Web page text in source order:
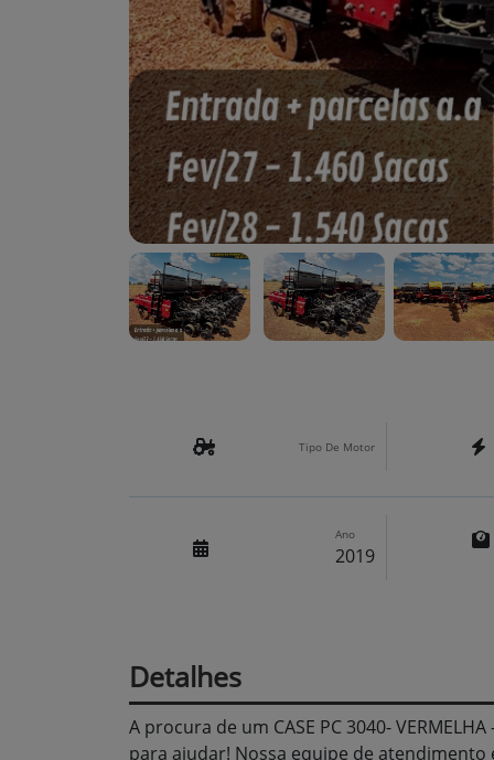
Tipo De Motor
Ano
2019
Detalhes
A procura de um CASE PC 3040-
para ajudar! Nossa equipe de